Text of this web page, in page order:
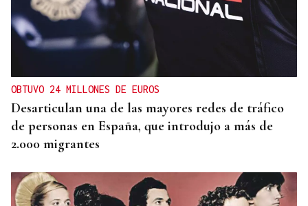
OBTUVO 24 MILLONES DE EUROS
Desarticulan una de las mayores redes de tráfico
de personas en España, que introdujo a más de
2.000 migrantes